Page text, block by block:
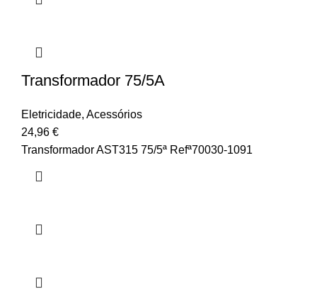
Transformador 75/5A
Eletricidade, Acessórios
24,96 €
Transformador AST315 75/5ª Refª70030-1091